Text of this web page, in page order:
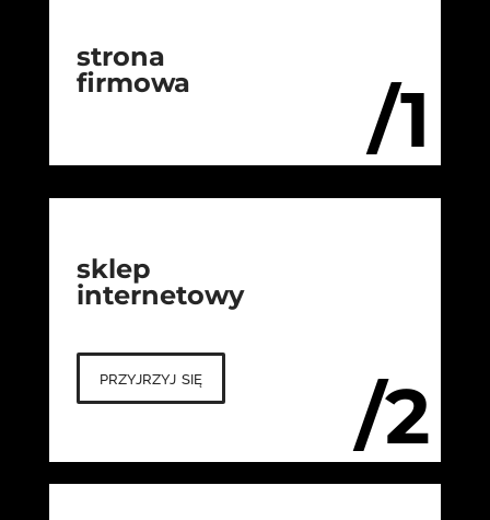
/1
strona
firmowa
/2
sklep
internetowy
przyjrzyj się